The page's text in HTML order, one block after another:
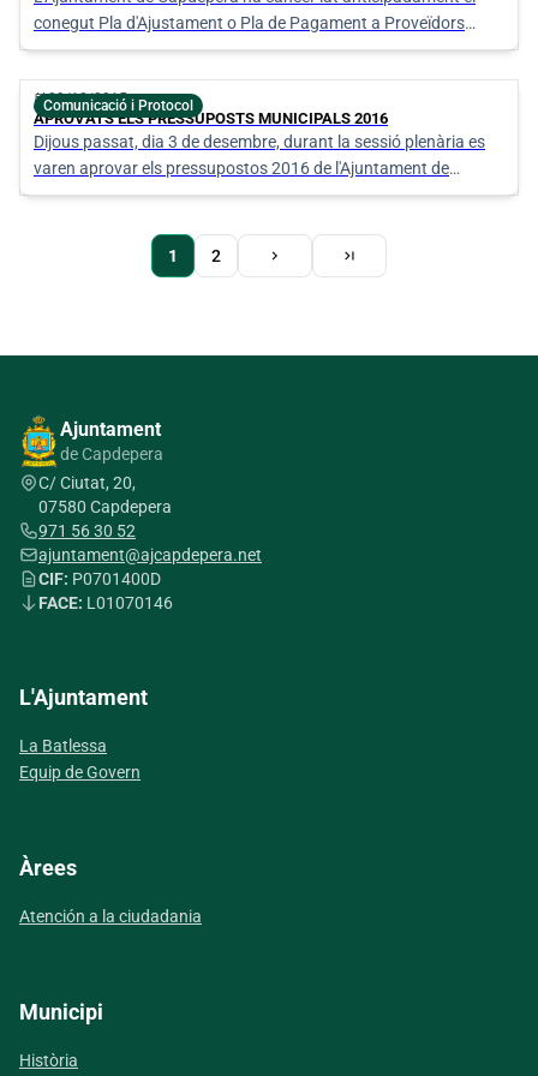
conegut Pla d'Ajustament o Pla de Pagament a Proveïdors
aprovat el passat 30 de març de 2012 per un valor de
6.758.950,67€, i que estava autoritzat fins l'any 2022.
Comunicació i Protocol
calendar_today09/12/2015
APROVATS ELS PRESSUPOSTS MUNICIPALS 2016
Dijous passat, dia 3 de desembre, durant la sessió plenària es
varen aprovar els pressupostos 2016 de l'Ajuntament de
Capdepera.
Paginació
Pàgina
actual
1 Page
2
Pàgina
següent
chevron_right
Última
pàgina
last_page
Ajuntament
de Capdepera
C/ Ciutat, 20,
07580 Capdepera
971 56 30 52
ajuntament@ajcapdepera.net
CIF: P0701400D
FACE: L01070146
L'Ajuntament
La Batlessa
Equip de Govern
Àrees
Atención a la ciudadania
Municipi
Història